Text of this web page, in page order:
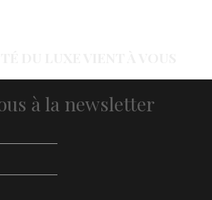
à la newsletter